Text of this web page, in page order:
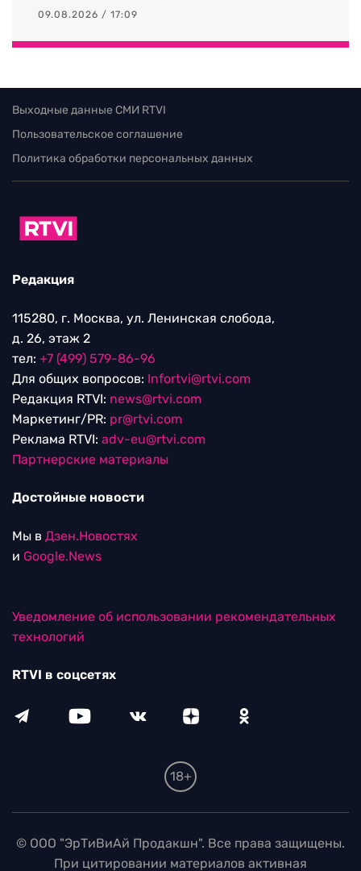
09.08.2026 / 17:09
Выходные данные СМИ RTVI
Пользовательское соглашение
Политика обработки персональных данных
Редакция
115280, г. Москва, ул. Ленинская слобода,
д. 26, этаж 2
тел: +7 (499) 579-86-96
Для общих вопросов: Infortvi@rtvi.com
Редакция RTVI: news@rtvi.com
Маркетинг/PR: pr@rtvi.com
Реклама RTVI: adv-eu@rtvi.com
Партнерские материалы
Достойные новости
Мы в Дзен.Новостях
и Google.News
Уведомление об использовании рекомендательных
технологий
RTVI в соцсетях
18+
© ООО "ЭрТиВиАй Продакшн". Все права защищены.
При цитировании материалов активная